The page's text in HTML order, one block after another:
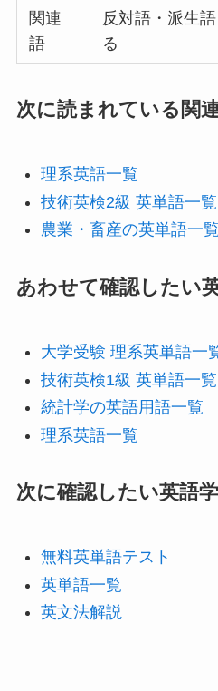
関連
語
反対語・派生
る
次に読まれている関
理系英語一覧
技術英検2級 英単語一覧
農業・畜産の英単語一覧
あわせて確認したい
大学受験 理系英単語一
技術英検1級 英単語一覧
統計学の英語用語一覧
理系英語一覧
次に確認したい英語
無料英単語テスト
英単語一覧
英文法解説